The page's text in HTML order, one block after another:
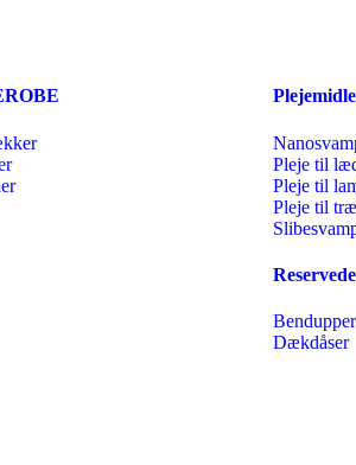
Pleje til
Pleje til
Pleje til træ
Bendupper
Dækdåser